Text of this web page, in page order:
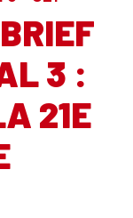
3 :
21E